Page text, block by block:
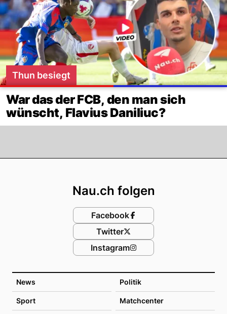
Thun besiegt
War das der FCB, den man sich
wünscht, Flavius Daniliuc?
News Politik
Sport Matchcenter
Nau.ch folgen
Facebook
Twitter
Instagram